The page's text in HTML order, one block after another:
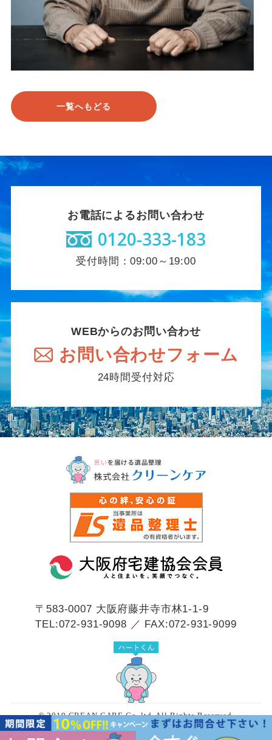
一覧へもどる
お電話によるお問い合わせ
0120-333-183
受付時間：09:00～19:00
WEBからのお問い合わせ
お問い合わせフォーム
24時間受付対応
〒583-0007 大阪府藤井寺市林1-1-9
TEL:072-931-9098 ／ FAX:072-931-9099
© 2019 CREAN CARE Co.,ltd. All Rights Reserved.